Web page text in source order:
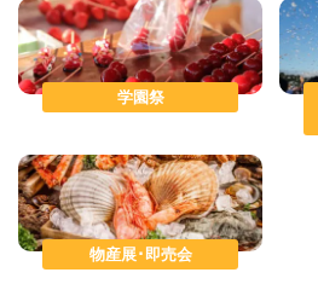
学園祭
物産展･即売会